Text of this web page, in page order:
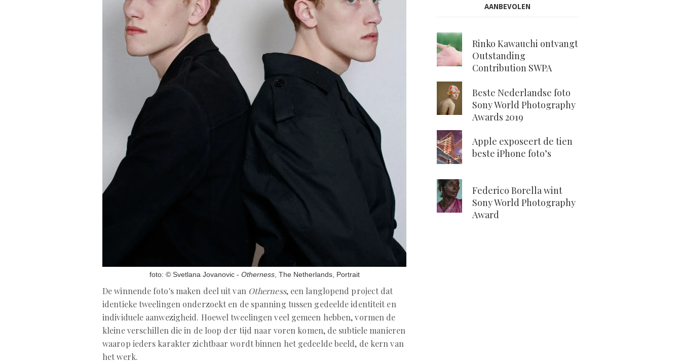
foto: © Svetlana Jovanovic - Otherness, The Netherlands, Portrait
De winnende foto's maken deel uit van Otherness, een langlopend project dat
identieke tweelingen onderzoekt en de spanning tussen gedeelde identiteit en
individuele aanwezigheid. Hoewel tweelingen veel gemeen hebben, vormen de
kleine verschillen die in de loop der tijd naar voren komen, de subtiele manieren
waarop ieders karakter zichtbaar wordt binnen het gedeelde beeld, de kern van
het werk.
AANBEVOLEN
Rinko Kawauchi ontvangt
Outstanding
Contribution SWPA
Beste Nederlandse foto
Sony World Photography
Awards 2019
Apple exposeert de tien
beste iPhone foto’s
Federico Borella wint
Sony World Photography
Award